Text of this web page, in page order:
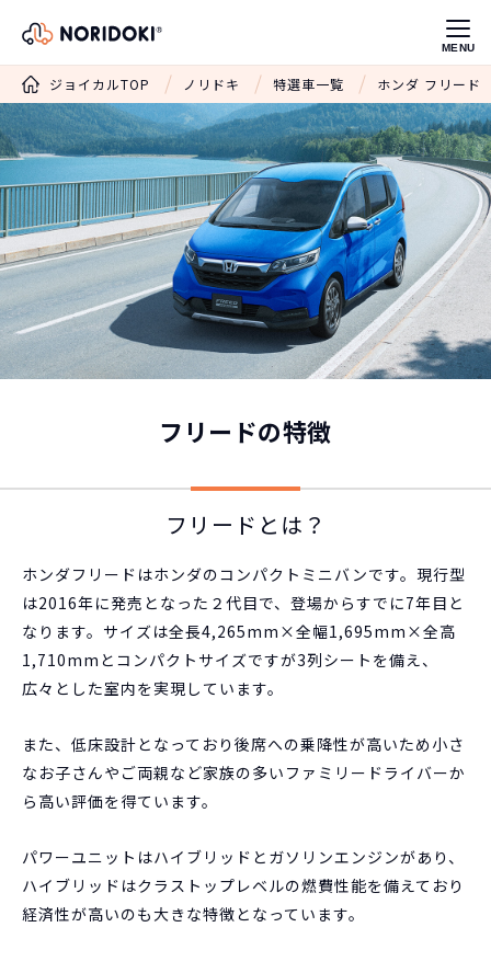
MENU
ジョイカルTOP ノリドキ 特選車一覧 ホンダ フリード
フリードの特徴
フリードとは？
ホンダフリードはホンダのコンパクトミニバンです。現行型
は2016年に発売となった２代目で、登場からすでに7年目と
なります。サイズは全長4,265mm×全幅1,695mm×全高
1,710mmとコンパクトサイズですが3列シートを備え、
広々とした室内を実現しています。
また、低床設計となっており後席への乗降性が高いため小さ
なお子さんやご両親など家族の多いファミリードライバーか
ら高い評価を得ています。
パワーユニットはハイブリッドとガソリンエンジンがあり、
ハイブリッドはクラストップレベルの燃費性能を備えており
経済性が高いのも大きな特徴となっています。